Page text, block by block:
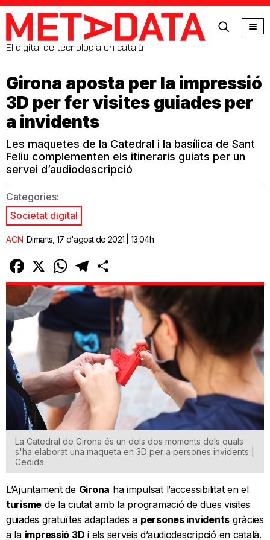
MetaData
El digital de tecnologia en català
Girona aposta per la impressió
3D per fer visites guiades per
a invidents
Les maquetes de la Catedral i la basílica de Sant
Feliu complementen els itineraris guiats per un
servei d’audiodescripció
Categories:
Societat digital
ACN Dimarts, 17 d'agost de 2021 | 13:04h
Facebook
X WhatsAppTelegram
La Catedral de Girona és un dels dos moments dels quals
s'ha elaborat una maqueta en 3D per a persones invidents |
Cedida
L’Ajuntament de Girona ha impulsat l’accessibilitat en el
turisme de la ciutat amb la programació de dues visites
guiades gratuïtes adaptades a persones invidents gràcies
a la impressió 3D i els serveis d’audiodescripció en català.